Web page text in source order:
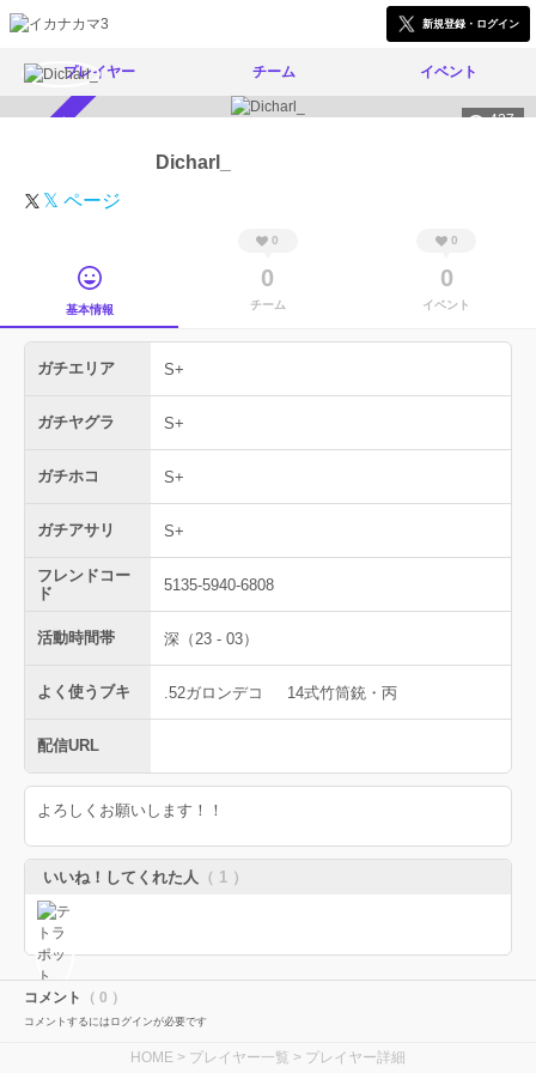
新規登録・ログイン
プレイヤー チーム イベント
427
Dicharl_
𝕏 ページ
基本情報
0
0
チーム
0
0
イベント
ガチエリア S+
ガチヤグラ S+
ガチホコ S+
ガチアサリ S+
フレンドコー
ド
5135-5940-6808
活動時間帯 深（23 - 03）
よく使うブキ .52ガロンデコ 14式竹筒銃・丙
配信URL
よろしくお願いします！！
いいね！してくれた人 （ 1 ）
コメント （ 0 ）
コメントするにはログインが必要です
HOME > プレイヤー一覧 > プレイヤー詳細